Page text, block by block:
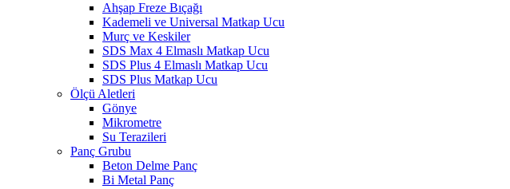
Ahşap Freze Bıçağı
Kademeli ve Universal Matkap Ucu
Murç ve Keskiler
SDS Max 4 Elmaslı Matkap Ucu
SDS Plus 4 Elmaslı Matkap Ucu
SDS Plus Matkap Ucu
Ölçü Aletleri
Gönye
Mikrometre
Su Terazileri
Panç Grubu
Beton Delme Panç
Bi Metal Panç